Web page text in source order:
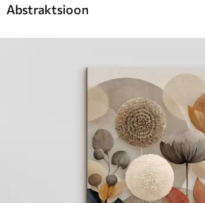
Abstraktsioon